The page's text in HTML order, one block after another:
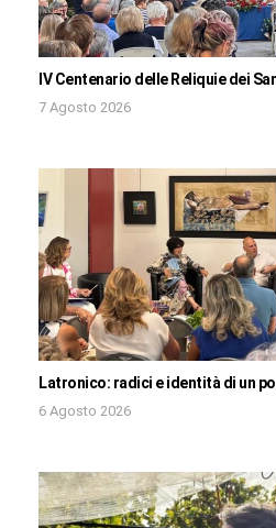
IV Centenario delle Reliquie dei
7 Agosto 2026
Latronico: radici e identità di un
6 Agosto 2026